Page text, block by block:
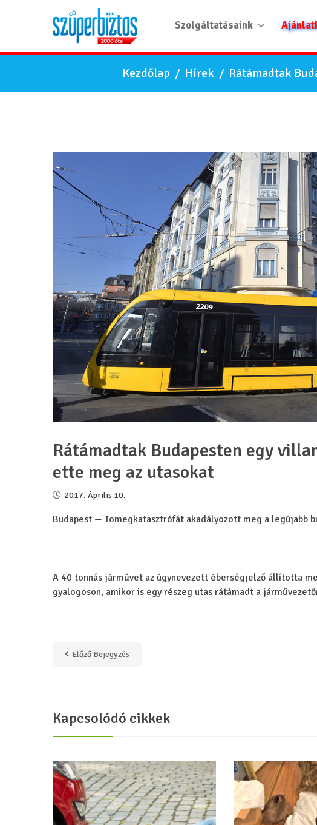
Szolgáltatásaink
Kezdőlap / Hírek / Rátámadtak
Rátámadtak Budapesten egy
ette meg az utasokat
2017. Április 10.
Budapest — Tömegkatasztrófát akadályozott meg a legújabb
A 40 tonnás járművet az úgynevezett éberségjelző állította
gyalogoson, amikor is egy részeg utas rátámadt a
Előző Bejegyzés
Kapcsolódó cikkek